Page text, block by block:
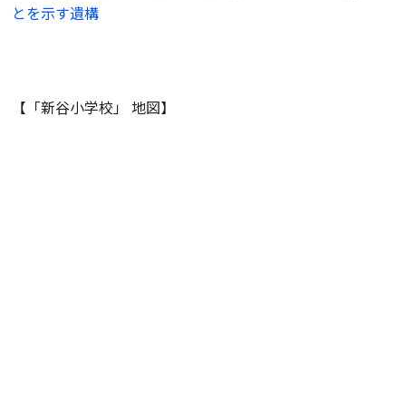
とを示す遺構
【「新谷小学校」 地図】